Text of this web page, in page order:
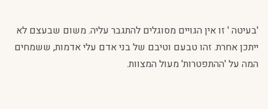
'בעיטה ' זו אין הגויים מסוגלים להתגבר עליה. משום שבעצם לא
ייתכן אחרת. זהו טבעם וטיבם של בני אדם עלי אדמות, ששמחים
המה על 'ההתפטרות' מעול המצוות.